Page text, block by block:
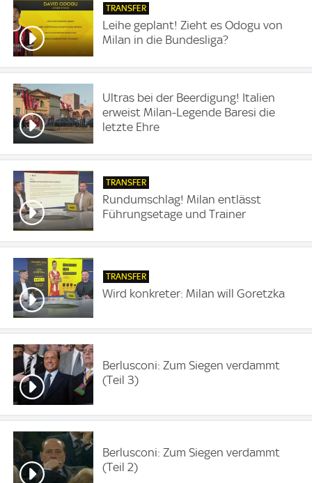
TRANSFER
Leihe geplant! Zieht es Odogu von
Milan in die Bundesliga?
Ultras bei der Beerdigung! Italien
erweist Milan-Legende Baresi die
letzte Ehre
TRANSFER
Rundumschlag! Milan entlässt
Führungsetage und Trainer
TRANSFER
Wird konkreter: Milan will Goretzka
Berlusconi: Zum Siegen verdammt
(Teil 3)
Berlusconi: Zum Siegen verdammt
(Teil 2)